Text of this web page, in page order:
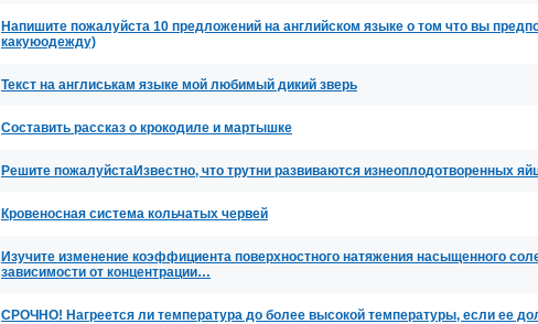
Напишите пожалуйста 10 предложений на английском языке о том что вы
какуюодежду)
Текст на англиськам языке мой любимый дикий зверь
Составить рассказ о крокодиле и мартышке
Решите пожалуйстаИзвестно, что трутни развиваются изнеоплодотворенных
Кровеносная система кольчатых червей
Изучите изменение коэффициента поверхностного натяжения насыщенного
зависимости от концентрации…
СРОЧНО! Нагреется ли температура до более высокой температуры, если ее